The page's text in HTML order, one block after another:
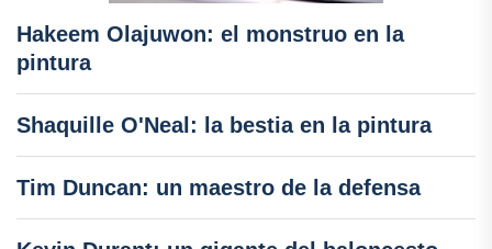
Hakeem Olajuwon: el monstruo en la
pintura
Shaquille O'Neal: la bestia en la pintura
Tim Duncan: un maestro de la defensa